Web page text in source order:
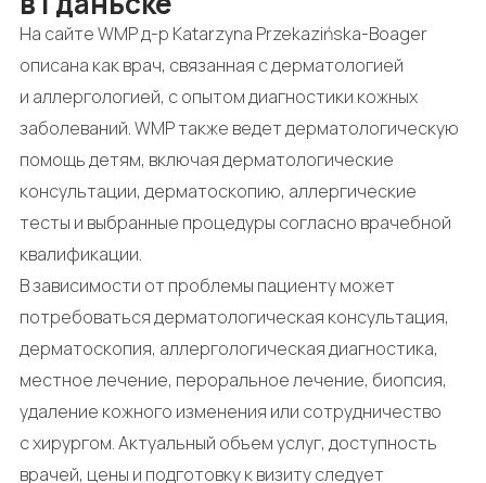
На сайте WMP д-р Katarzyna Przekazińska-Boager
описана как врач, связанная с дерматологией
и аллергологией, с опытом диагностики кожных
заболеваний. WMP также ведет дерматологическую
помощь детям, включая дерматологические
консультации, дерматоскопию, аллергические
тесты и выбранные процедуры согласно врачебной
квалификации.
В зависимости от проблемы пациенту может
потребоваться дерматологическая консультация,
дерматоскопия, аллергологическая диагностика,
местное лечение, пероральное лечение, биопсия,
удаление кожного изменения или сотрудничество
с хирургом. Актуальный объем услуг, доступность
врачей, цены и подготовку к визиту следует